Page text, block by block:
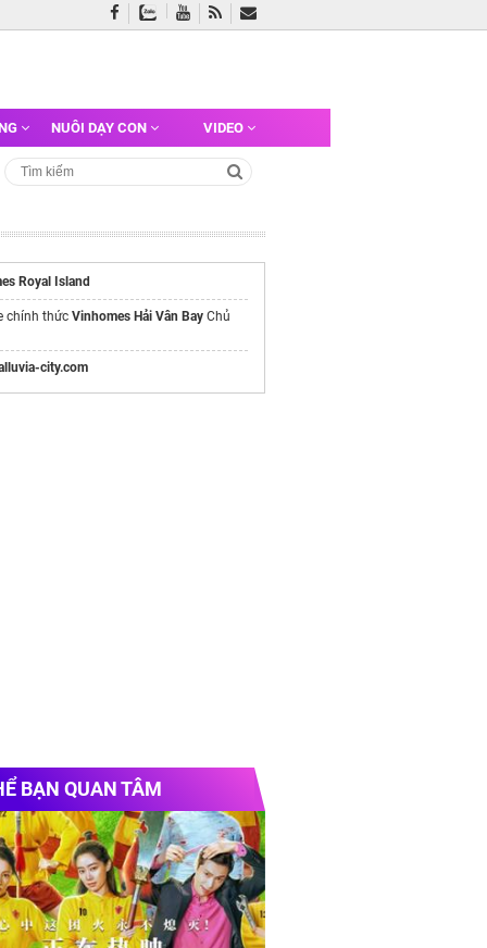
NUÔI DẠY CON VIDEO
Royal Island
chính thức Vinhomes Hải Vân Bay Chủ
city.com
BẠN QUAN TÂM